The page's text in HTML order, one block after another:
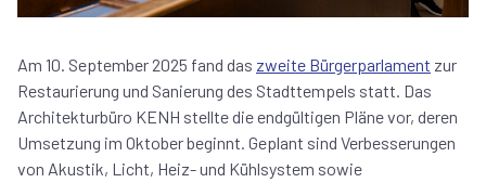
Am 10. September 2025 fand das zweite Bürgerparlament zur
Restaurierung und Sanierung des Stadttempels statt. Das
Architekturbüro KENH stellte die endgültigen Pläne vor, deren
Umsetzung im Oktober beginnt. Geplant sind Verbesserungen
von Akustik, Licht, Heiz- und Kühlsystem sowie